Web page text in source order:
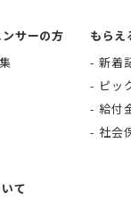
サーの方
もらえ
新着
ピッ
給付
社会
て